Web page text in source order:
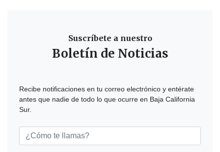
Suscríbete a nuestro
Boletín de Noticias
Recibe notificaciones en tu correo electrónico y entérate
antes que nadie de todo lo que ocurre en Baja California
Sur.